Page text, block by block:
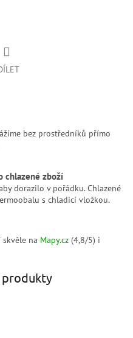
bez prostředníků přímo
chlazené zboží
dorazilo v pořádku. Chlazené
s chladicí vložkou.
na Mapy.cz (4,8/5) i
produkty